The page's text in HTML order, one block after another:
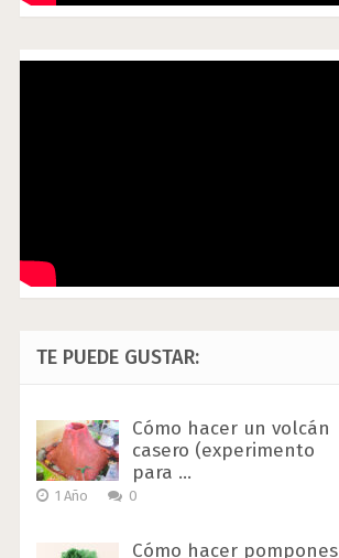
TE PUEDE GUSTAR:
Cómo hacer un volcán
casero (experimento
para …
1 Año 0
Cómo hacer pompones